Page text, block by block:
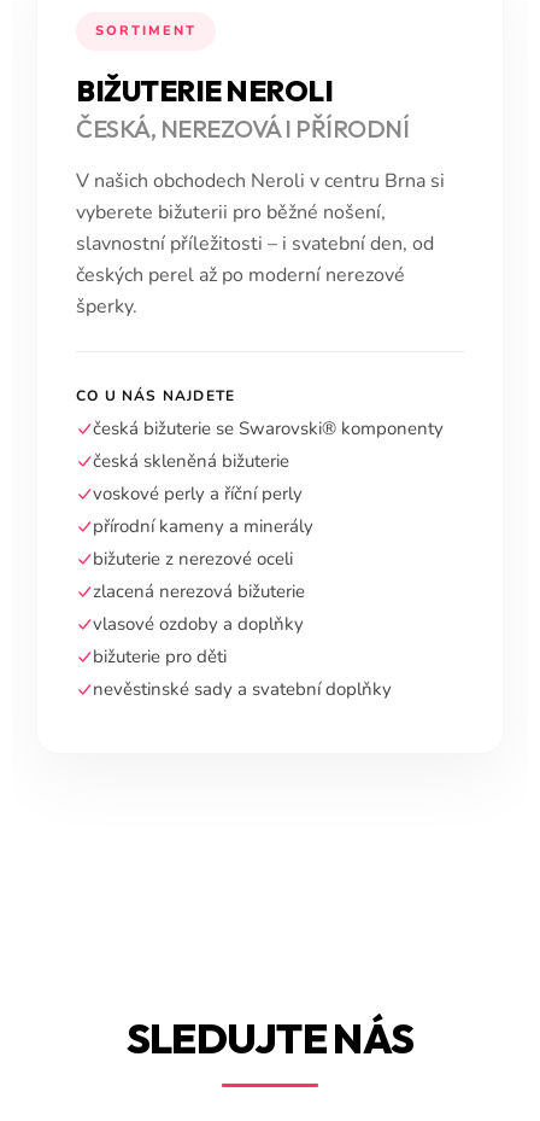
SORTIMENT
BIŽUTERIE NEROLI
ČESKÁ, NEREZOVÁ I PŘÍRODNÍ
V našich obchodech Neroli v centru Brna si
vyberete bižuterii pro běžné nošení,
slavnostní příležitosti – i svatební den, od
českých perel až po moderní nerezové
šperky.
CO U NÁS NAJDETE
česká bižuterie se Swarovski® komponenty
česká skleněná bižuterie
voskové perly a říční perly
přírodní kameny a minerály
bižuterie z nerezové oceli
zlacená nerezová bižuterie
vlasové ozdoby a doplňky
bižuterie pro děti
nevěstinské sady a svatební doplňky
SLEDUJTE NÁS